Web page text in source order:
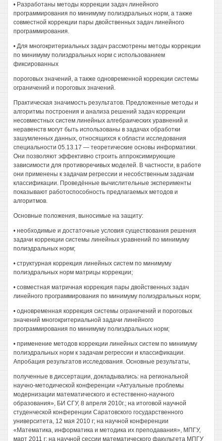
• Разработаны методы коррекции задач линейного
программирования по минимуму полиэдральных норм, а также
совместной коррекции пары двойственных задач линейного
программирования.
• Для многокритериальных задач рассмотрены методы коррекции
по минимуму полиэдральных норм с использованием
фиксированных
пороговых значений, а также одновременной коррекции системы
ограничений и пороговых значений.
Практическая значимость результатов. Предложенные методы и
алгоритмы построения и анализа решений задач коррекции
несовместных систем линейных алгебраических уравнений и
неравенств могут быть использованы в задачах обработки
зашумленных данных, относящихся к области исследования
специальности 05.13.17 — теоретические основы информатики.
Они позволяют эффективно строить аппроксимирующие
зависимости для противоречивых моделей. В частности, в работе
они применены к задачам регрессии и несобственным задачам
классификации. Проведённые вычислительные эксперименты
показывают работоспособность предлагаемых методов и
алгоритмов.
Основные положения, выносимые на защиту:
• необходимые и достаточные условия существования решения
задачи коррекции системы линейных уравнений по минимуму
полиэдральных норм;
• структурная коррекция линейных систем по минимуму
полиэдральных норм матрицы коррекции;
• совместная матричная коррекция пары двойственных задач
линейного программирования по минимуму полиэдральных норм;
• одновременная коррекция системы ограничений и пороговых
значений многокритериальной задачи линейного
программирования по минимуму полиэдральных норм;
• применение методов коррекции линейных систем по минимуму
полиэдральных норм к задачам регрессии и классификации.
Апробация результатов исследования. Основные результаты,
полученные в диссертации, докладывались: на региональной
научно-методической конференции «Актуальные проблемы
модернизации математического и естественно-научного
образования», БИ СГУ, 8 апреля 2010г.; на итоговой научной
студенческой конференции Саратовского государственного
университета, 12 мая 2010 г; на научной конференции
«Математика, информатика и методика их преподавания», МПГУ,
март 2011 г; на научной сессии математического факультета МПГУ